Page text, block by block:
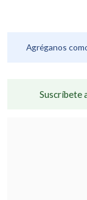
Agréganos
Suscríbete